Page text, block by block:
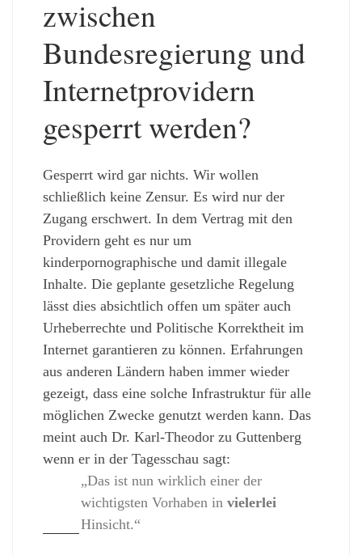
zwischen
Bundesregierung und
Internetprovidern
gesperrt werden?
Gesperrt wird gar nichts. Wir wollen
schließlich keine Zensur. Es wird nur der
Zugang erschwert. In dem Vertrag mit den
Providern geht es nur um
kinderpornographische und damit illegale
Inhalte. Die geplante gesetzliche Regelung
lässt dies absichtlich offen um später auch
Urheberrechte und Politische Korrektheit im
Internet garantieren zu können. Erfahrungen
aus anderen Ländern haben immer wieder
gezeigt, dass eine solche Infrastruktur für alle
möglichen Zwecke genutzt werden kann. Das
meint auch Dr. Karl-Theodor zu Guttenberg
wenn er in der Tagesschau sagt:
„Das ist nun wirklich einer der
wichtigsten Vorhaben in vielerlei
Hinsicht.“